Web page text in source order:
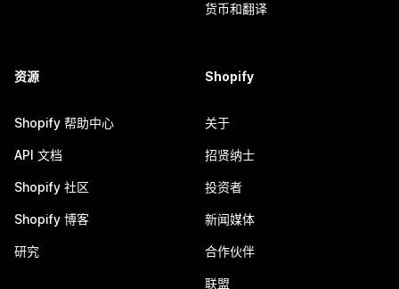
货币和翻译
资源
Shopify 帮助中心
API 文档
Shopify 社区
Shopify 博客
研究
Shopify
关于
招贤纳士
投资者
新闻媒体
合作伙伴
联盟